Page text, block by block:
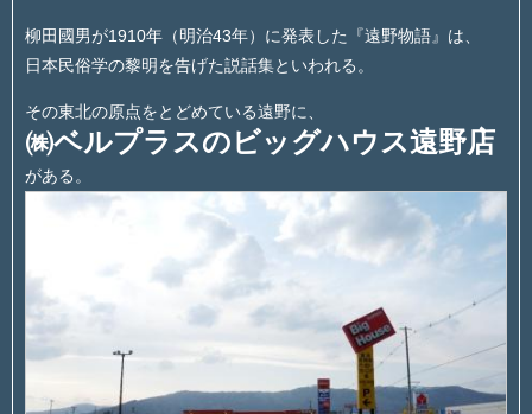
柳田國男が1910年（明治43年）に発表した『遠野物語』は、
日本民俗学の黎明を告げた説話集といわれる。
その東北の原点をとどめている遠野に、
㈱ベルプラスのビッグハウス遠野店
がある。